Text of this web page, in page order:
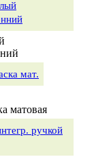
матовая